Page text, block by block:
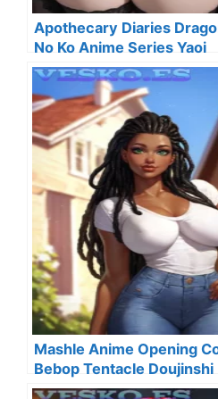
Apothecary Diaries
No Ko Anime Series Yaoi
Mashle Anime Opening
Bebop Tentacle Doujinshi